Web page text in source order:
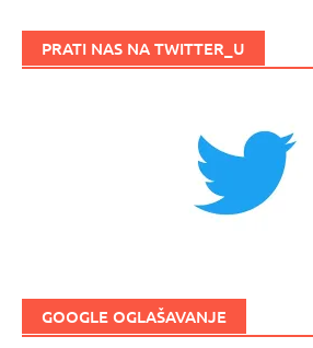
PRATI NAS NA TWITTER_U
GOOGLE OGLAŠAVANJE